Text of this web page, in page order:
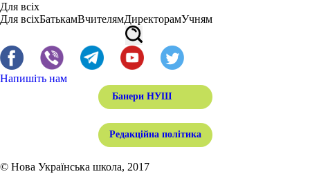
Для всіх
Для всіхБатькамВчителямДиректорамУчням
Напишіть нам
Банери НУШ
Редакційна політика
© Нова Українська школа, 2017